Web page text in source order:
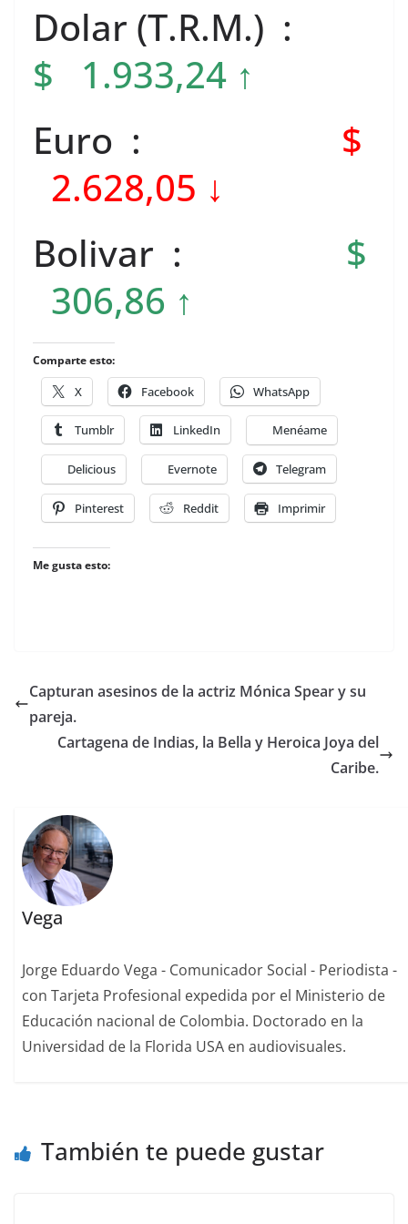
Dolar (T.R.M.) :
$ 1.933,24 ↑
Euro : $
2.628,05 ↓
Bolivar : $
306,86 ↑
Comparte esto:
X Facebook WhatsApp
Tumblr LinkedIn Menéame
Delicious Evernote Telegram
Pinterest Reddit Imprimir
Me gusta esto:
Capturan asesinos de la actriz Mónica Spear y su
pareja.
Cartagena de Indias, la Bella y Heroica Joya del
Caribe.
Vega
Jorge Eduardo Vega - Comunicador Social - Periodista -
con Tarjeta Profesional expedida por el Ministerio de
Educación nacional de Colombia. Doctorado en la
Universidad de la Florida USA en audiovisuales.
También te puede gustar